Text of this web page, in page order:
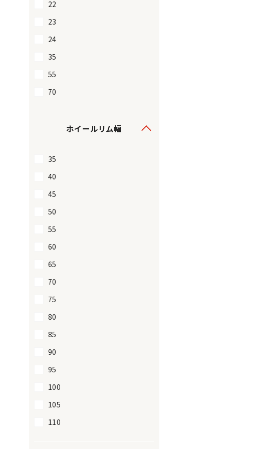
22
23
24
35
55
70
ホイールリム幅
35
40
45
50
55
60
65
70
75
80
85
90
95
100
105
110